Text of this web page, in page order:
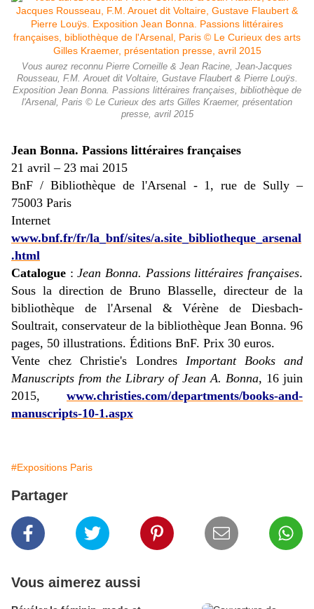
Vous aurez reconnu Pierre Corneille & Jean Racine, Jean-Jacques
Rousseau, F.M. Arouet dit Voltaire, Gustave Flaubert & Pierre Louÿs.
Exposition Jean Bonna. Passions littéraires françaises, bibliothèque de
l'Arsenal, Paris © Le Curieux des arts Gilles Kraemer, présentation
presse, avril 2015
Jean Bonna. Passions littéraires françaises
21 avril – 23 mai 2015
BnF / Bibliothèque de l'Arsenal - 1, rue de Sully –
75003 Paris
Internet
www.bnf.fr/fr/la_bnf/sites/a.site_bibliotheque_arsenal
.html
Catalogue :Jean Bonna. Passions littéraires françaises.
Sous la direction de Bruno Blasselle, directeur de la
bibliothèque de l'Arsenal & Vérène de Diesbach-
Soultrait, conservateur de la bibliothèque Jean Bonna. 96
pages, 50 illustrations. Éditions BnF. Prix 30 euros.
Vente chez Christie's Londres Important Books and
Manuscripts from the Library of Jean A. Bonna, 16 juin
2015,
www.christies.com/departments/books-and-
manuscripts-10-1.aspx
#Expositions Paris
Partager
Vous aimerez aussi